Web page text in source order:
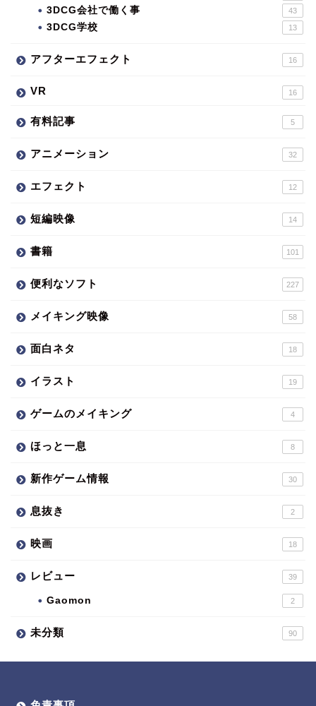
3DCG会社で働く事 43
3DCG学校 13
アフターエフェクト 16
VR 16
有料記事 5
アニメーション 32
エフェクト 12
短編映像 14
書籍 101
便利なソフト 227
メイキング映像 58
面白ネタ 18
イラスト 19
ゲームのメイキング 4
ほっと一息 8
新作ゲーム情報 30
息抜き 2
映画 18
レビュー 39
Gaomon 2
未分類 90